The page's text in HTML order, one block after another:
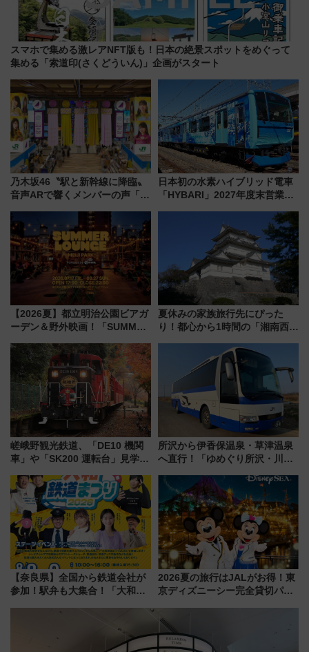
スマホで集める激レアNFT版も！日本の絶景スポットをめぐって
集める「索道印(さくどういん)」企画がスタート
乃木坂46〝駅と新幹線に降臨〟
音声ARで響くメンバーの声「真
日本初の水素ハイブリッド電車
「HYBARI」2027年度末営業運
【2026夏】都立明治公園ビアガ
ーデン＆野外映画！「SUMMER
ケジュール 夜風とビール、映画
を満喫！
夏休みの家族旅行先にぴった
り！都心から1時間の「湘南西エ
島とは異なる魅力を持つ今夏の
注目スポット
嵯峨野観光鉄道、「DE10 機関
車」や「SK200 運転台」見学ツ
トの一環で激レア体験できちゃ
うかも 参加方法やスケジュール
をご紹介
所沢から伊香保温泉・草津温泉
へ直行！「ゆめぐり所沢・川越
軽に 運行ダイヤ・運賃を解説
【奈良県】全国から鉄道会社が
参加！駅弁も大集合！「大和鉄
2026夏の旅行はJALがお得！東
京ディズニーシー完全貸切パー
ーン始まる 条件は「夏の国内
線に2回搭乗」